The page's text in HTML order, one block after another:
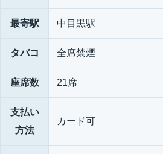
最寄駅 中目黒駅
タバコ 全席禁煙
座席数 21席
支払い
方法
カード可